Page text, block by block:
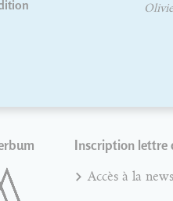
Olivier Chariau
Inscription lettre
Accès à la